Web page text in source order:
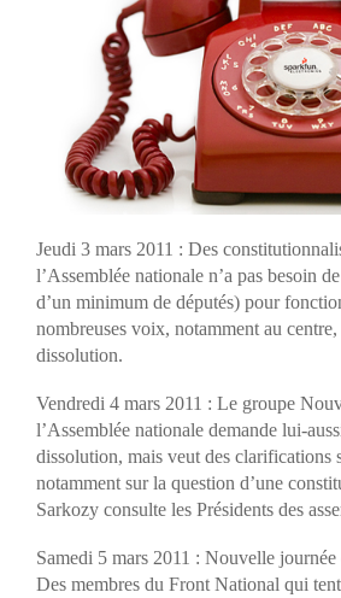
Jeudi 3 mars 2011 : Des
l’Assemblée nationale n’a pas besoin
d’un minimum de députés) pour
nombreuses voix, notamment au
dissolution.
Vendredi 4 mars 2011 : Le groupe
l’Assemblée nationale demande lui-
dissolution, mais veut des clarifications
notamment sur la question d’une
Sarkozy consulte les Présidents des
Samedi 5 mars 2011 : Nouvelle journée
Des membres du Front National qui